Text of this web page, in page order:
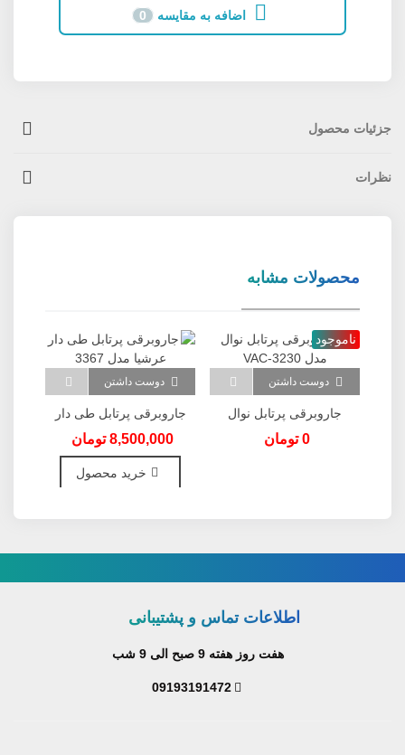
اضافه به مقایسه 0
جزئیات محصول
نظرات
محصولات مشابه
ناموجود
دوست داشتن
جاروبرقی پرتابل نوال
مدل VAC-3230
0 تومان
دوست داشتن
جاروبرقی پرتابل طی دار
عرشیا مدل 3367
8,500,000 تومان
خرید محصول
اطلاعات تماس و پشتیبانی
هفت روز هفته 9 صبح الی 9 شب
09193191472